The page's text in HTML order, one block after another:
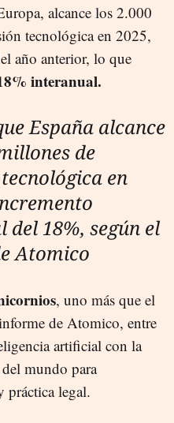
alcance los 2.000
tecnológica en 2025,
año anterior, lo que
interanual.
España alcance
de
en
18%, según el
Atomico
, uno más que el
de Atomico, entre
artificial con la
mundo para
práctica legal.